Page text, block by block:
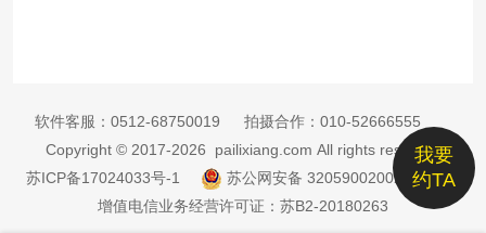
我要
约TA
软件客服： 0512-68750019 拍摄合作： 010-52666555
Copyright © 2017-2026 pailixiang.com All rights reserved
苏ICP备17024033号-1
苏公网安备 32059002002885号
增值电信业务经营许可证：苏B2-20180263